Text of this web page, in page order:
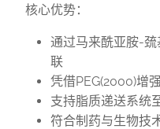
核心优势：
通过马来酰亚胺-
联
凭借PEG(2000)增
支持脂质递送系统
符合制药与生物技